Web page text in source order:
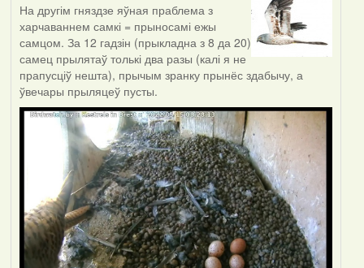
На другім гняздзе яўная праблема з
харчаваннем самкі = прыносамі ежы
самцом. За 12 гадзін (прыкладна з 8 да 20)
самец прылятаў толькі два разы (калі я не
прапусціў нешта), прычым зранку прынёс здабычу, а
ўвечары прыляцеў пусты.